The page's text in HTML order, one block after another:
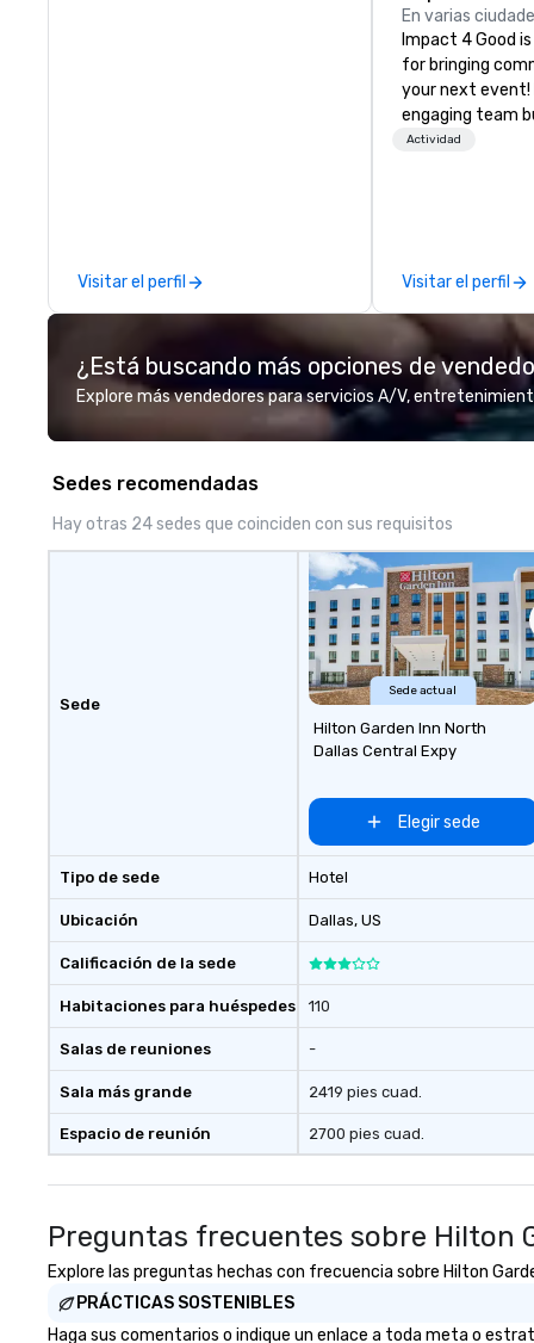
Visitar el perfil
En varias
Impact 4 Good
for bringing
your next event!
engaging team
are just part of
initial request
your event,
handles all the details.
we? Nationwide
local team’s got
a cause you
your
to 2 hours.
meet your
goals/
Actividad
Visitar el perfil
¿Está buscando más opciones de
Explore más vendedores para servicios A/V,
Sedes recomendadas
Hay otras 24 sedes que coinciden con sus requisitos
Sede
Tipo de sede
Ubicación
Calificación de la sede
Habitaciones para huéspedes
Salas de reuniones
Sala más grande
Espacio de reunión
Sede actual
Hilton Garden Inn North
Dallas Central Expy
Elegir sede
Hotel
Dallas, US
110
-
2419 pies cuad.
2700 pies cuad.
Preguntas frecuentes sobre Hilton
Explore las preguntas hechas con frecuencia sobre Hilton
PRÁCTICAS SOSTENIBLES
Haga sus comentarios o indique un enlace a toda meta o